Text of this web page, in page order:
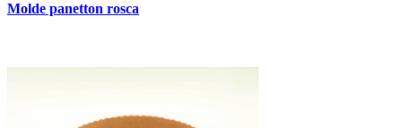
Molde panetton rosca